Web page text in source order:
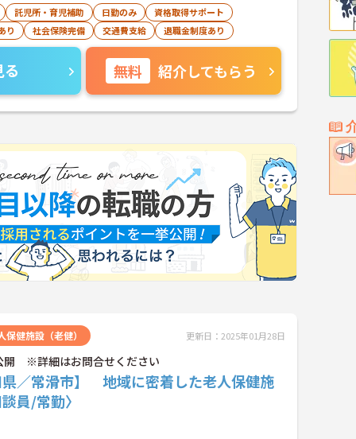
託児所・育児補助 日勤のみ
資格取得サポート
り
社会保険完備 交通費支給 退職金制度あり
無料 紹介してもらう
保健施設（老健） 更新日：2025年01月28日
開 ※詳細はお問合せください
／常滑市】 地域に密着した老人保健施
員/常勤〉